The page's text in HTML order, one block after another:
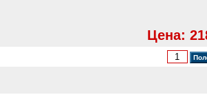
Цена: